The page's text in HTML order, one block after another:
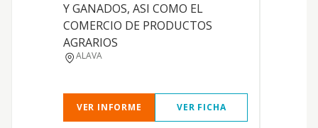
Y GANADOS, ASI COMO EL
COMERCIO DE PRODUCTOS
AGRARIOS
ALAVA
VER INFORME VER FICHA